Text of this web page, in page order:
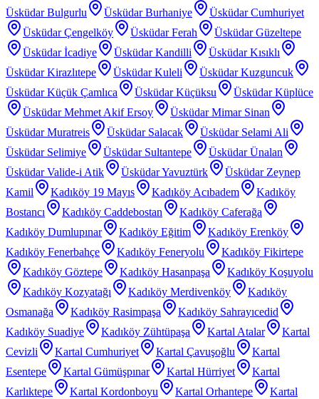
Üsküdar Bulgurlu Üsküdar Burhaniye
Üsküdar Cumhuriyet
Üsküdar Çengelköy
Üsküdar Ferah
Üsküdar Güzeltepe
Üsküdar İcadiye
Üsküdar Kandilli
Üsküdar Kısıklı
Üsküdar Kirazlıtepe
Üsküdar Kuleli
Üsküdar Kuzguncuk
Üsküdar Küçük Çamlıca
Üsküdar Küçüksu
Üsküdar Küplüce
Üsküdar Mehmet Akif Ersoy
Üsküdar Mimar Sinan
Üsküdar Muratreis
Üsküdar Salacak
Üsküdar Selami Ali
Üsküdar Selimiye
Üsküdar Sultantepe
Üsküdar Ünalan
Üsküdar Valide-i Atik
Üsküdar Yavuztürk
Üsküdar Zeynep
Kamil
Kadıköy 19 Mayıs Kadıköy Acıbadem
Kadıköy
Bostancı
Kadıköy Caddebostan
Kadıköy Caferağa
Kadıköy Dumlupınar
Kadıköy Eğitim
Kadıköy Erenköy
Kadıköy Fenerbahçe
Kadıköy Feneryolu
Kadıköy Fikirtepe
Kadıköy Göztepe
Kadıköy Hasanpaşa
Kadıköy Koşuyolu
Kadıköy Kozyatağı
Kadıköy Merdivenköy
Kadıköy
Osmanağa
Kadıköy Rasimpaşa
Kadıköy Sahrayıcedid
Kadıköy Suadiye
Kadıköy Zühtüpaşa Kartal Atalar
Kartal
Cevizli
Kartal Cumhuriyet Kartal Çavuşoğlu
Kartal
Esentepe
Kartal Gümüşpınar Kartal Hürriyet
Kartal
Karlıktepe
Kartal Kordonboyu Kartal Orhantepe
Kartal